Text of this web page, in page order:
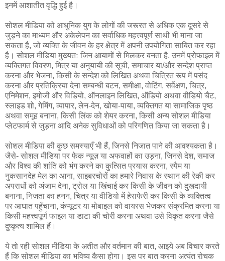
इनमें आशातीत वृद्धि हुई है।
सोशल मीडिया को आधुनिक युग के लोगों की जरूरत से अधिक एक दूसरे से
जुड़ने का माध्यम और अकेलेपन का सर्वाधिक महत्त्वपूर्ण साथी भी माना जा
सकता है, जो व्यक्ति के जीवन के हर क्षेत्र में अपनी उपयोगिता साबित कर रहा
है। सोशल मीडिया मुख्यतः जिन आयामों से मिलकर बनता है, उनमें प्रोफाइल में
व्यक्तिगत विवरण, मित्र या अनुयायी की सूची, समाचार या/और सन्देश प्राप्त
करना और भेजना, किसी के सन्देश को लिखित अथवा चित्रित रूप में पसंद
करना और प्रतिक्रिया देना सम्बन्धी बटन, समीक्षा, वोटिंग, सर्वेक्षण, चित्र,
एनिमेशन, इमोजी और विडियो, ऑनलाइन लिखित, ऑडियो अथवा वीडियो चैट,
स्लाइड शो, गेमिंग, व्यापार, लेन-देन, खोया-पाया, व्यक्तिगत या सामाजिक पृष्ठ
अथवा समूह बनाना, किसी लिंक को शेयर करना, किसी अन्य सोशल मीडिया
प्लेटफार्म से जुड़ना आदि अनेक सुविधाओं को परिगणित किया जा सकता है।
सोशल मीडिया की कुछ समस्याएँ भी हैं, जिनसे निजात पाने की आवश्यकता है।
जैसे- सोशल मीडिया पर फेक न्यूज़ या अफवाहों का उड़ना, जिनसे देश, समाज
और विश्व की शांति को भंग करने का कुत्सित प्रयास करना, स्पैम या
नुकसानदेह मेल का आना, साइबरचोरों का हमारे निवास के स्थान की रेकी कर
अपराधों को अंजाम देना, ट्रोल या खिंचाई कर किसी के जीवन को दुखदायी
बनाना, निजता का हनन, चित्र या वीडियो में हेराफेरी कर किसी के व्यक्तित्व
पर आघात पहुँचाना, कंप्यूटर या मोबाइल को वायरस भेजकर संक्रमित करना या
किसी महत्त्वपूर्ण फाइल या डाटा की चोरी करना अथवा उसे विकृत करना जैसे
दुष्कृत्य शामिल हैं।
ये तो रही सोशल मीडिया के अतीत और वर्तमान की बात, आइये अब विचार करते
हैं कि सोशल मीडिया का भविष्य कैसा होगा। इस पर बात करना अत्यंत रोचक